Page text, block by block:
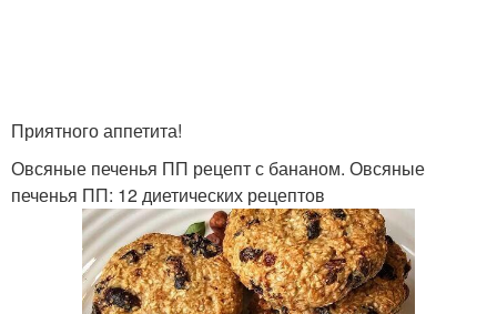
Приятного аппетита!
Овсяные печенья ПП рецепт с бананом. Овсяные
печенья ПП: 12 диетических рецептов